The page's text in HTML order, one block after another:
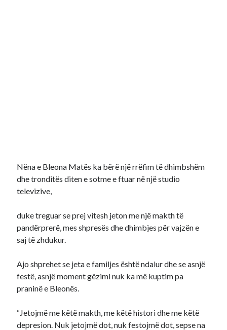
Nëna e Bleona Matës ka bërë një rrëfim të dhimbshëm
dhe tronditës diten e sotme e ftuar në një studio
televizive,
duke treguar se prej vitesh jeton me një makth të
pandërprerë, mes shpresës dhe dhimbjes për vajzën e
saj të zhdukur.
Ajo shprehet se jeta e familjes është ndalur dhe se asnjë
festë, asnjë moment gëzimi nuk ka më kuptim pa
praninë e Bleonës.
“Jetojmë me këtë makth, me këtë histori dhe me këtë
depresion. Nuk jetojmë dot, nuk festojmë dot, sepse na